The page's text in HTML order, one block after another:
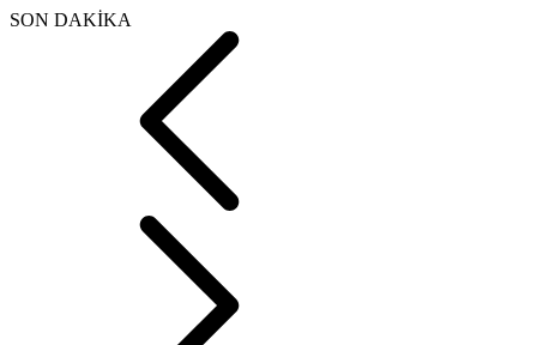
SON DAKİKA